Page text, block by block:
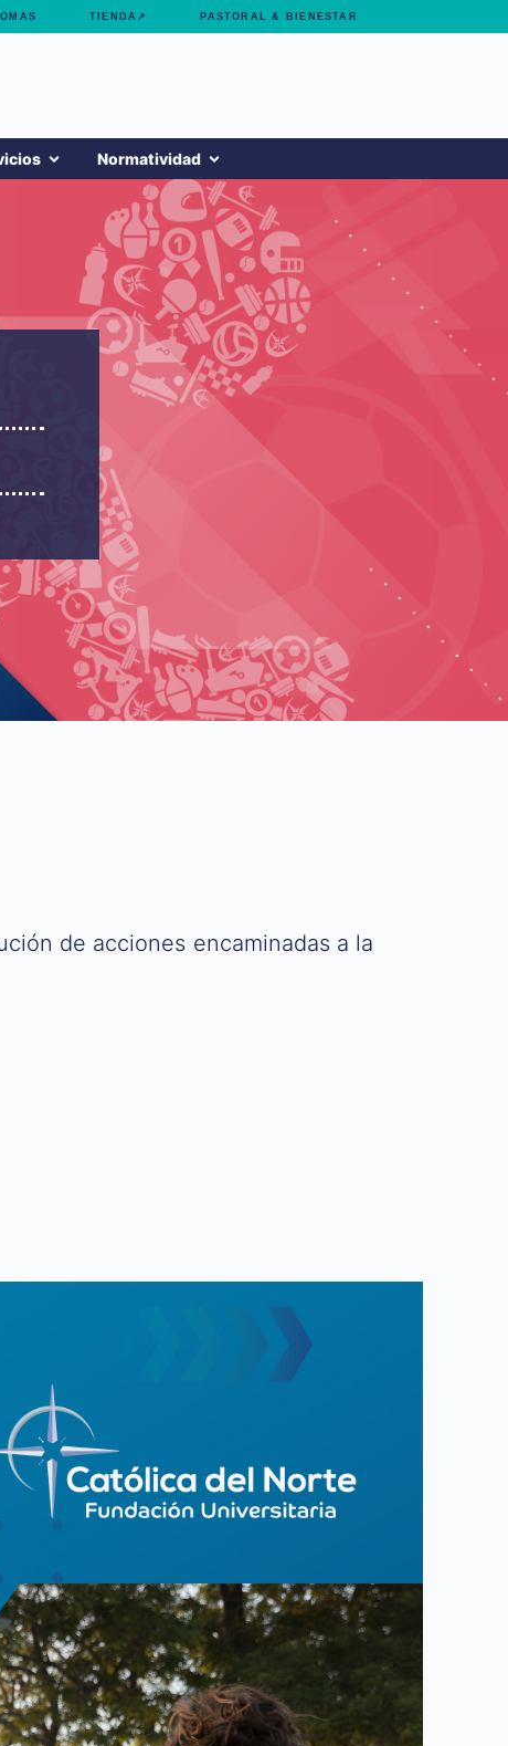
TIENDA↗ PASTORAL & BIENESTAR
Normatividad
de acciones encaminadas a la